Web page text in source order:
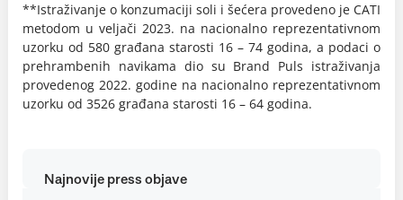
**Istraživanje o konzumaciji soli i šećera provedeno je CATI
metodom u veljači 2023. na nacionalno reprezentativnom
uzorku od 580 građana starosti 16 – 74 godina, a podaci o
prehrambenih navikama dio su Brand Puls istraživanja
provedenog 2022. godine na nacionalno reprezentativnom
uzorku od 3526 građana starosti 16 – 64 godina.
Najnovije press objave